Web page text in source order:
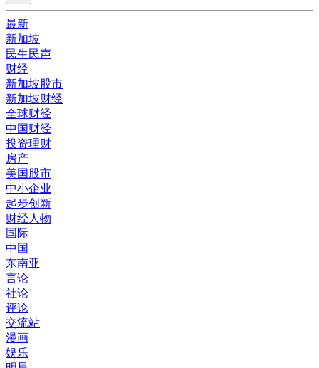
最新
新加坡
民生民声
财经
新加坡股市
新加坡财经
全球财经
中国财经
投资理财
房产
美国股市
中小企业
起步创新
财经人物
国际
中国
东南亚
言论
社论
评论
交流站
漫画
娱乐